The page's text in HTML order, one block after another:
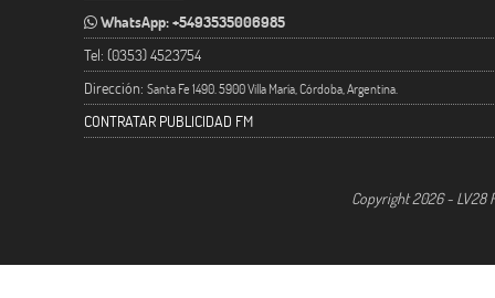
WhatsApp: +5493535006985
Tel: (0353) 4523754
Dirección: Santa Fe 1490. 5900 Villa María, Córdoba, Argentina.
CONTRATAR PUBLICIDAD FM
Copyright 2026 - LV28